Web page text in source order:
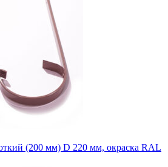
(200 мм) D 220 мм, окраска RAL